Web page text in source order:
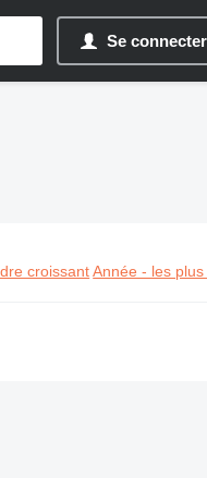
Se
croissant Année - les